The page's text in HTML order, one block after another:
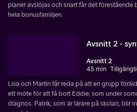
planer avslöjas och snart får det förestående
hela bonusfamiljen.
Avsnitt 2 -
Avsnitt 2
45 min
Lisa och Martin får reda på att en grupp
ett möte för att få bort Eddie, som under
diagnos. Patrik, som är lärare på skolan, blir